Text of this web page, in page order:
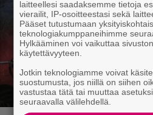
laitteellesi saadaksemme tietoja
vierailit, IP-osoitteestasi sekä
Pääset tutustumaan
teknologiakumppaneihimme
Hylkääminen voi vaikuttaa
käytettävyyteen.
Jotkin teknologiamme voivat
suostumusta, jos niillä on siihen
vastustaa tätä tai muuttaa
seuraavalla välilehdellä.